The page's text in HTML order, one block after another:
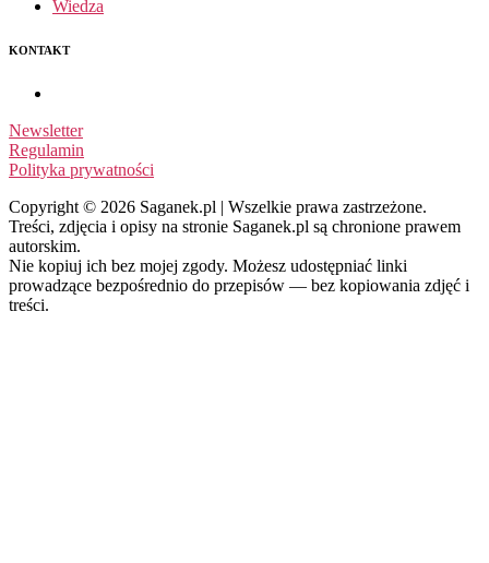
Wiedza
KONTAKT
Newsletter
Regulamin
Polityka prywatności
Copyright © 2026 Saganek.pl | Wszelkie prawa zastrzeżone.
Treści, zdjęcia i opisy na stronie Saganek.pl są chronione prawem
autorskim.
Nie kopiuj ich bez mojej zgody. Możesz udostępniać linki
prowadzące bezpośrednio do przepisów — bez kopiowania zdjęć i
treści.